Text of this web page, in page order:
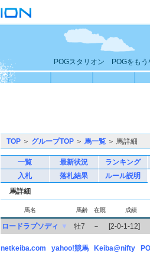
POGスタリオン POGをもう
TOP ＞ グループTOP ＞ 馬一覧 ＞ 馬詳細
一覧 最新状況
ランキング
入札
落札結果
ルール説明
馬詳細
馬名 馬齢 在厩 成績
ロードラプソディ ▼ 牡7 － [2-0-1-12]
netkeiba.com yahoo!競馬 Keiba@nifty